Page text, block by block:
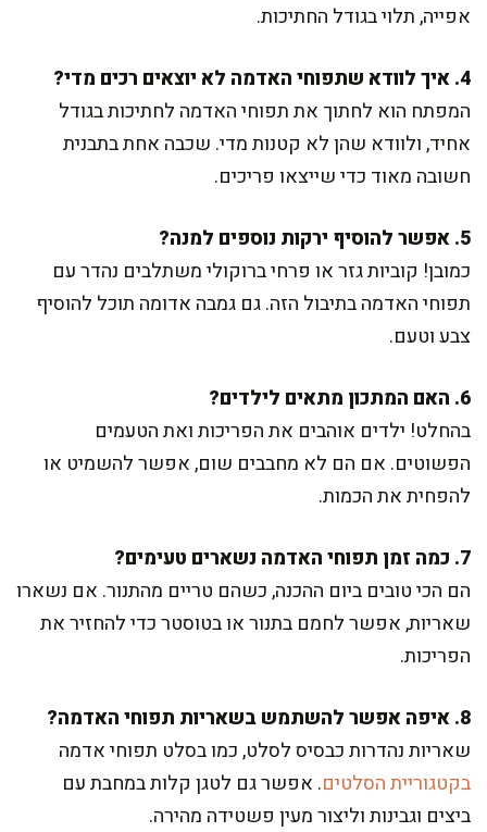
אפייה, תלוי בגודל החתיכות.
4. איך לוודא שתפוחי האדמה לא יוצאים רכים מדי?
המפתח הוא לחתוך את תפוחי האדמה לחתיכות בגודל
אחיד, ולוודא שהן לא קטנות מדי. שכבה אחת בתבנית
חשובה מאוד כדי שייצאו פריכים.
5. אפשר להוסיף ירקות נוספים למנה?
כמובן! קוביות גזר או פרחי ברוקולי משתלבים נהדר עם
תפוחי האדמה בתיבול הזה. גם גמבה אדומה תוכל להוסיף
צבע וטעם.
6. האם המתכון מתאים לילדים?
בהחלט! ילדים אוהבים את הפריכות ואת הטעמים
הפשוטים. אם הם לא מחבבים שום, אפשר להשמיט או
להפחית את הכמות.
7. כמה זמן תפוחי האדמה נשארים טעימים?
הם הכי טובים ביום ההכנה, כשהם טריים מהתנור. אם נשארו
שאריות, אפשר לחמם בתנור או בטוסטר כדי להחזיר את
הפריכות.
8. איפה אפשר להשתמש בשאריות תפוחי האדמה?
שאריות נהדרות כבסיס לסלט, כמו בסלט תפוחי אדמה
בקטגוריית הסלטים. אפשר גם לטגן קלות במחבת עם
ביצים וגבינות וליצור מעין פשטידה מהירה.